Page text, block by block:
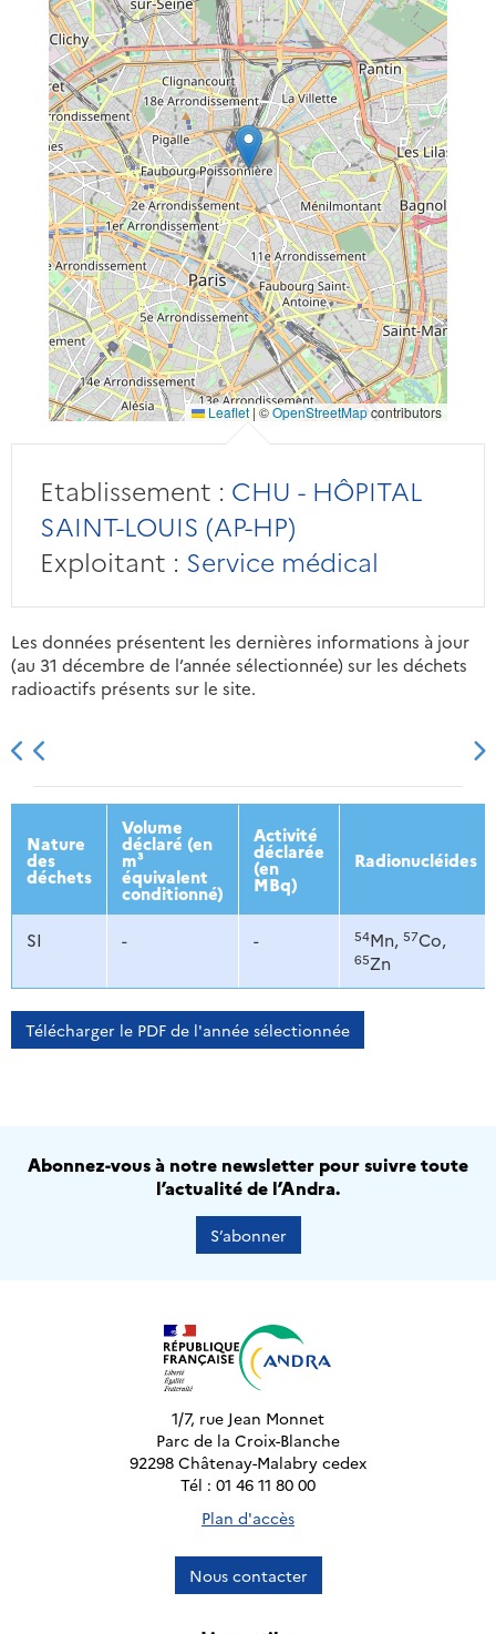
Leaflet | ©OpenStreetMapcontributors
Etablissement : CHU - HÔPITAL
SAINT-LOUIS (AP-HP)
Exploitant : Service médical
Les données présentent les dernières informations à jour
(au 31 décembre de l’année sélectionnée) sur les déchets
radioactifs présents sur le site.
2013 2014 2015 2016
Nature
des
déchets
Volume
déclaré (en
m³
équivalent
conditionné)
Activité
déclarée
(en
MBq)
Radionucléides
SI - - 54Mn, 57Co,
65Zn
Télécharger le PDF de l'année sélectionnée
Abonnez-vous à notre newsletter pour suivre toute
l’actualité de l’Andra.
S’abonner
1/7, rue Jean Monnet
Parc de la Croix-Blanche
92298 Châtenay-Malabry cedex
Tél : 01 46 11 80 00
Plan d'accès
Nous contacter